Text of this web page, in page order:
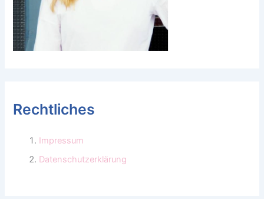
Rechtliches
Impressum
Datenschutzerklärung